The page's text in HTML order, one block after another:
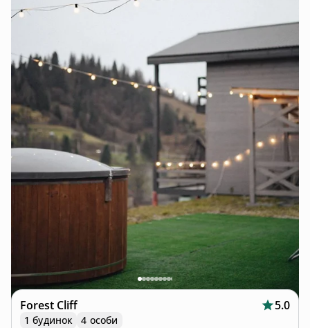
Forest Cliff 5.0
1 будинок
4 особи